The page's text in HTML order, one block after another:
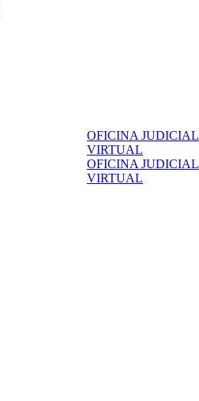
OFICINA JUDICIAL
VIRTUAL
OFICINA JUDICIAL
VIRTUAL